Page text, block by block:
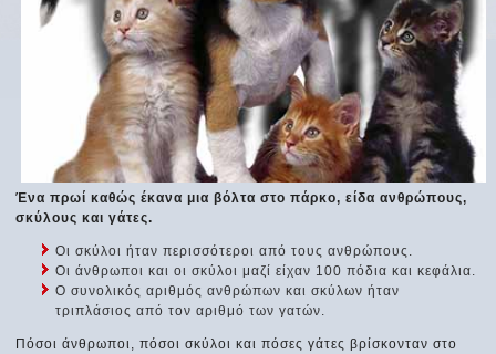
Ένα πρωί καθώς έκανα μια βόλτα στο πάρκο, είδα ανθρώπους,
σκύλους και γάτες.
Οι σκύλοι ήταν περισσότεροι από τους ανθρώπους.
Οι άνθρωποι και οι σκύλοι μαζί είχαν 100 πόδια και κεφάλια.
Ο συνολικός αριθμός ανθρώπων και σκύλων ήταν
τριπλάσιος από τον αριθμό των γατών.
Πόσοι άνθρωποι, πόσοι σκύλοι και πόσες γάτες βρίσκονταν στο